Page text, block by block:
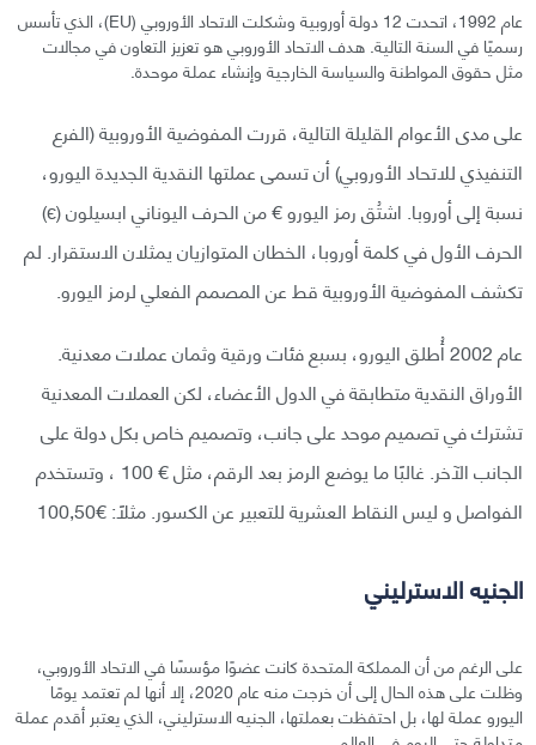
عام 1992، اتحدت 12 دولة أوروبية وشكلت الاتحاد الأوروبي (EU)، الذي تأسس
رسميًا في السنة التالية. هدف الاتحاد الأوروبي هو تعزيز التعاون في مجالات
مثل حقوق المواطنة والسياسة الخارجية وإنشاء عملة موحدة.
على مدى الأعوام القليلة التالية، قررت المفوضية الأوروبية (الفرع
التنفيذي للاتحاد الأوروبي) أن تسمى عملتها النقدية الجديدة اليورو،
نسبة إلى أوروبا. اشتُق رمز اليورو € من الحرف اليوناني ابسيلون (є)
الحرف الأول في كلمة أوروبا، الخطان المتوازيان يمثلان الاستقرار. لم
تكشف المفوضية الأوروبية قط عن المصمم الفعلي لرمز اليورو.
عام 2002 أُطلق اليورو، بسبع فئات ورقية وثمان عملات معدنية.
الأوراق النقدية متطابقة في الدول الأعضاء، لكن العملات المعدنية
تشترك في تصميم موحد على جانب، وتصميم خاص بكل دولة على
الجانب الآخر. غالبًا ما يوضع الرمز بعد الرقم، مثل € 100 ، وتستخدم
الفواصل و ليس النقاط العشرية للتعبير عن الكسور. مثلًا: €100,50
الجنيه الاسترليني
على الرغم من أن المملكة المتحدة كانت عضوًا مؤسسًا في الاتحاد الأوروبي،
وظلت على هذه الحال إلى أن خرجت منه عام 2020، إلا أنها لم تعتمد يومًا
اليورو عملة لها، بل احتفظت بعملتها، الجنيه الاسترليني، الذي يعتبر أقدم عملة